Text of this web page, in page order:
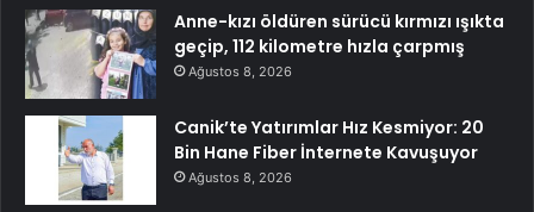
Anne-kızı öldüren sürücü kırmızı ışıkta
geçip, 112 kilometre hızla çarpmış
Ağustos 8, 2026
Canik’te Yatırımlar Hız Kesmiyor: 20
Bin Hane Fiber İnternete Kavuşuyor
Ağustos 8, 2026